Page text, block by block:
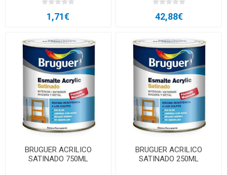
1,71€ 42,88€
BRUGUER ACRILICO
SATINADO 750ML
BRUGUER ACRILICO
SATINADO 250ML